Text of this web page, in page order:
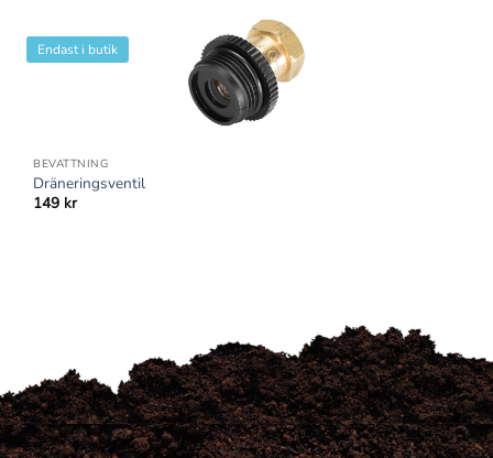
Endast i butik
BEVATTNING
Dräneringsventil
149 kr